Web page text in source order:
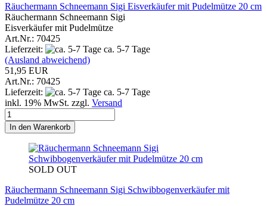
Räuchermann Schneemann Sigi Eisverkäufer mit Pudelmütze 20 cm
Räuchermann Schneemann Sigi
Eisverkäufer mit Pudelmütze
Art.Nr.: 70425
Lieferzeit:
ca. 5-7 Tage
(Ausland abweichend)
51,95 EUR
Art.Nr.: 70425
Lieferzeit:
ca. 5-7 Tage
inkl. 19% MwSt. zzgl. Versand
In den Warenkorb
SOLD OUT
Räuchermann Schneemann Sigi Schwibbogenverkäufer mit
Pudelmütze 20 cm